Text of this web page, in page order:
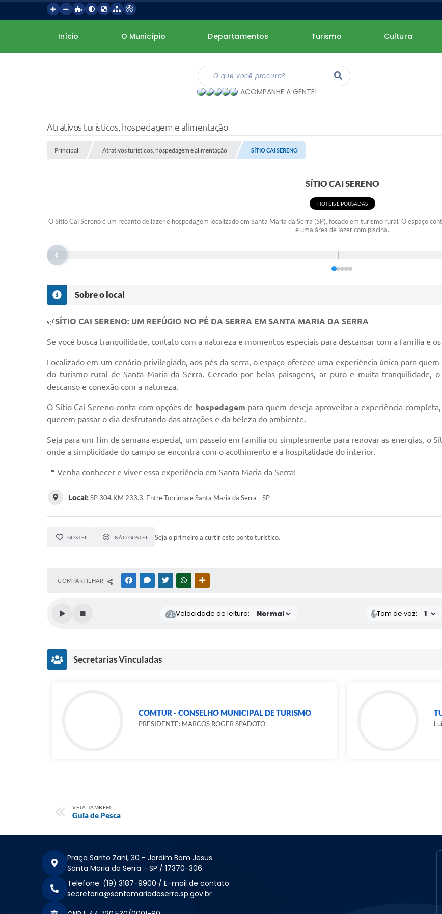
Início O Município Departamentos Turismo Cultura
ACOMPANHE A GENTE!
Atrativos turísticos, hospedagem e alimentação
Principal Atrativos turísticos, hospedagem e alimentação SÍTIO CAI SERENO
SÍTIO CAI SERENO
HOTÉIS E POUSADAS
O Sítio Cai Sereno é um recanto de lazer e hospedagem localizado em Santa Maria da Serra (SP), focado em turismo rural. O espaço
e uma área de lazer com piscina.
Sobre o local
🌿SÍTIO CAI SERENO: UM REFÚGIO NO PÉ DA SERRA EM SANTA MARIA DA SERRA
Se você busca tranquilidade, contato com a natureza e momentos especiais para descansar com a família e
Localizado em um cenário privilegiado, aos pés da serra, o espaço oferece uma experiência única para
do turismo rural de Santa Maria da Serra. Cercado por belas paisagens, ar puro e muita tranquilidade,
descanso e conexão com a natureza.
O Sítio Cai Sereno conta com opções de hospedagem para quem deseja aproveitar a experiência
querem passar o dia desfrutando das atrações e da beleza do ambiente.
Seja para um fim de semana especial, um passeio em família ou simplesmente para renovar as energias, o
onde a simplicidade do campo se encontra com o acolhimento e a hospitalidade do interior.
📍 Venha conhecer e viver essa experiência em Santa Maria da Serra!
Local:SP 304 KM 233.3. Entre Torrinha e Santa Maria da Serra - SP
GOSTEI NÃO GOSTEI Seja o primeiro a curtir este ponto turístico.
COMPARTILHAR FACEBOOKMESSENGER
TWITTERWHATSAPP
Velocidade de leitura: Tom de voz:
Secretarias Vinculadas
COMTUR - CONSELHO MUNICIPAL DE TURISMO
PRESIDENTE: MARCOS ROGER SPADOTO
VEJA TAMBÉM
Guia de Pesca
Praça Santo Zani, 30 - Jardim Bom Jesus
Santa Maria da Serra - SP / 17370-306
Telefone: (19) 3187-9900 / E-mail de contato:
secretaria@santamariadaserra.sp.gov.br